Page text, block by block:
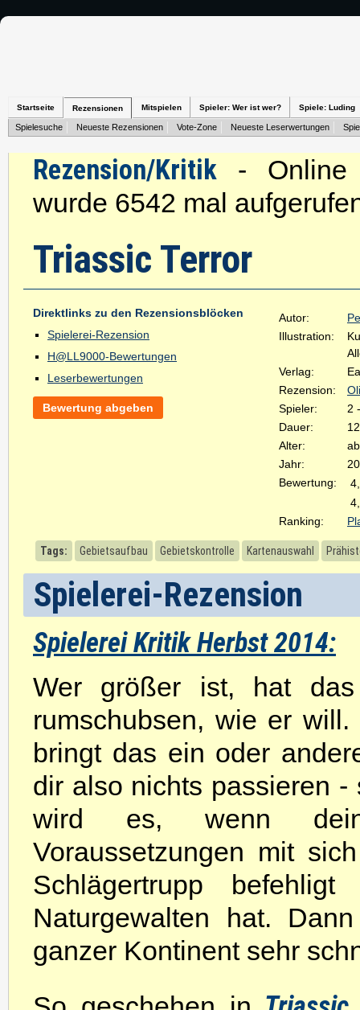
Startseite Rezensionen Mitspielen Spieler: Wer ist wer? Spiele: Luding
Spielesuche Neueste Rezensionen Vote-Zone Neueste Leserwertungen
Rezension/Kritik - Online
wurde 6542 mal
Triassic Terror
Direktlinks zu den Rezensionsblöcken
Spielerei-Rezension
H@LL9000-Bewertungen
Leserbewertungen
Bewertung abgeben
Autor:
Illustration:
Verlag:
Rezension:
Spieler:
2
Dauer:
Alter:
Jahr:
Bewertung:
Ranking:
Tags: Gebietsaufbau Gebietskontrolle Kartenauswahl
Spielerei-Rezension
Spielerei Kritik Herbst 2014:
Wer größer ist, hat
rumschubsen, wie er
bringt das ein oder
dir also nichts passieren
wird es, wenn
Voraussetzungen mit
Schlägertrupp
Naturgewalten hat.
ganzer Kontinent sehr